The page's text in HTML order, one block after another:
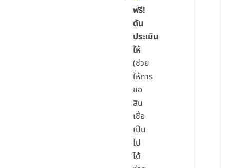
ฟรี!
ดัน
ประเมิน
ให้
(ช่วย
ให้การ
ขอ
สิน
เชื่อ
เป็น
ไป
ได้